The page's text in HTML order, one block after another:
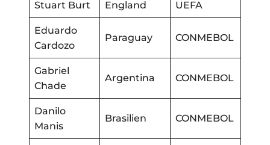
Stuart Burt England UEFA
Eduardo
Cardozo
Paraguay CONMEBOL
Gabriel
Chade
Argentina CONMEBOL
Danilo
Manis
Brasilien CONMEBOL